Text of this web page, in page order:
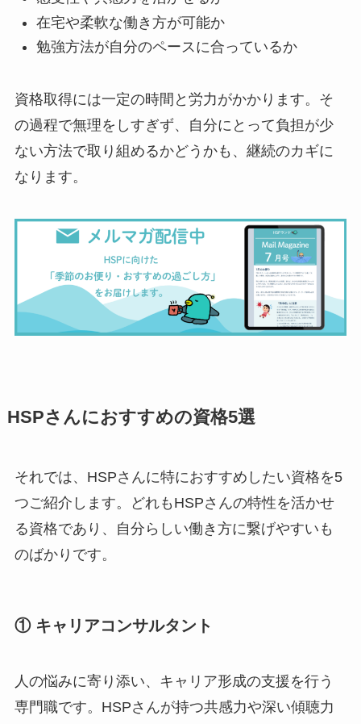
在宅や柔軟な働き方が可能か
勉強方法が自分のペースに合っているか
資格取得には一定の時間と労力がかかります。そ
の過程で無理をしすぎず、自分にとって負担が少
ない方法で取り組めるかどうかも、継続のカギに
なります。
HSPさんにおすすめの資格5選
それでは、HSPさんに特におすすめしたい資格を5
つご紹介します。どれもHSPさんの特性を活かせ
る資格であり、自分らしい働き方に繋げやすいも
のばかりです。
① キャリアコンサルタント
人の悩みに寄り添い、キャリア形成の支援を行う
専門職です。HSPさんが持つ共感力や深い傾聴力